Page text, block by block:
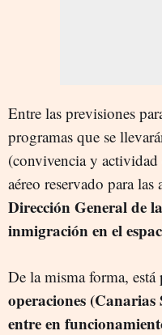
Entre las previsiones
programas que se
(convivencia y actividad
aéreo reservado para
Dirección General de
inmigración en el
De la misma forma,
operaciones
entre en